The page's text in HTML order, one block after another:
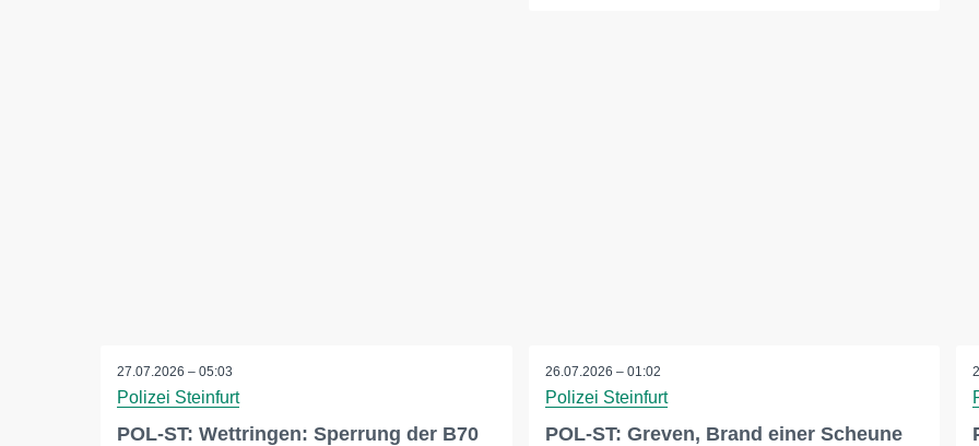
27.07.2026 – 05:03
Polizei Steinfurt
POL-ST: Wettringen: Sperrung der B70
26.07.2026 – 01:02
Polizei Steinfurt
POL-ST: Greven, Brand einer Scheune